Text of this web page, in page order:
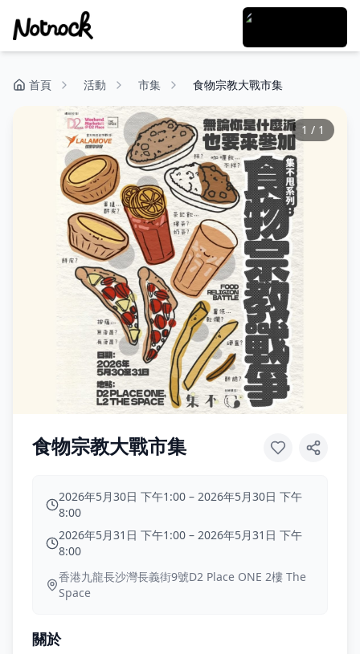
首頁 活動 市集 食物宗教大戰市集
1 / 1
食物宗教大戰市集
2026年5月30日 下午1:00 – 2026年5月30日 下午
8:00
2026年5月31日 下午1:00 – 2026年5月31日 下午
8:00
香港九龍長沙灣長義街9號D2 Place ONE 2樓 The
Space
關於